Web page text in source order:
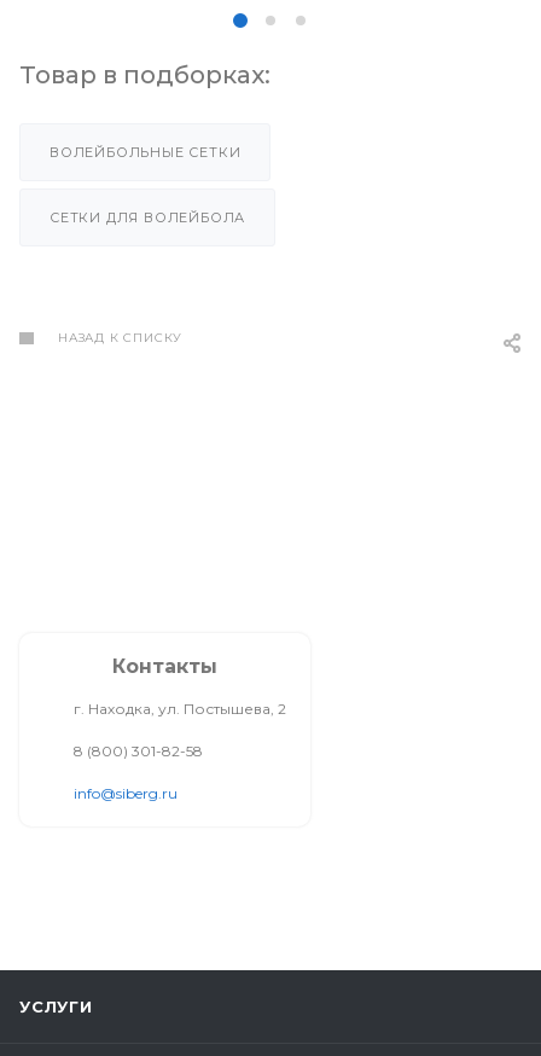
Товар в подборках:
ВОЛЕЙБОЛЬНЫЕ СЕТКИ
СЕТКИ ДЛЯ ВОЛЕЙБОЛА
НАЗАД К СПИСКУ
Контакты
г. Находка, ул. Постышева, 2
8 (800) 301-82-58
info@siberg.ru
УСЛУГИ